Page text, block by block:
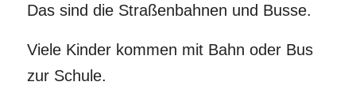
Das sind die Straßenbahnen und Busse.
Viele Kinder kommen mit Bahn oder Bus
zur Schule.